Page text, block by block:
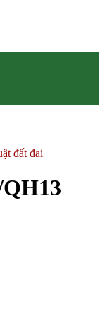
đất đai